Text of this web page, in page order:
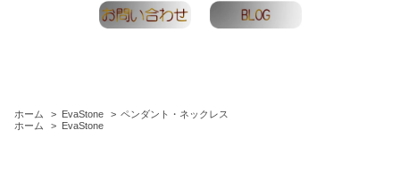
ホーム > EvaStone > ペンダント・ネックレス
ホーム
> EvaStone